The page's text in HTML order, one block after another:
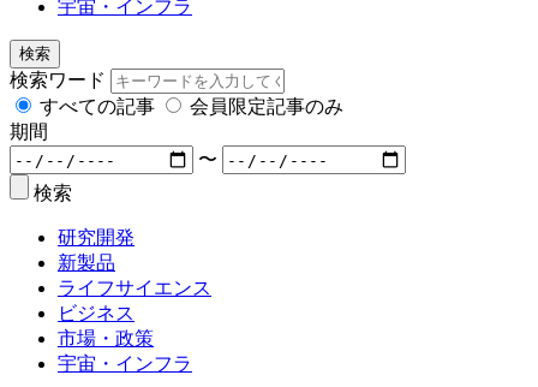
宇宙・インフラ
検索
検索ワード
すべての記事
会員限定記事のみ
期間
〜
検索
研究開発
新製品
ライフサイエンス
ビジネス
市場・政策
宇宙・インフラ